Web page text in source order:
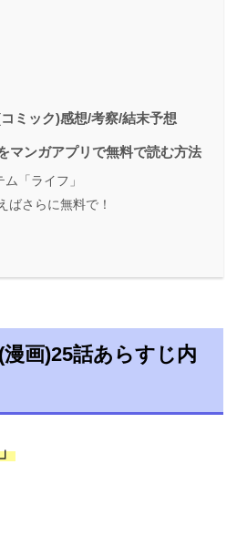
ミック)感想/考察/結末予想
マンガアプリで無料で読む方法
「ライフ」
ばさらに無料で！
画)25話あらすじ内